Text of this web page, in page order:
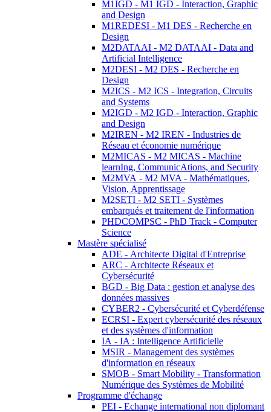
M1IGD - M1 IGD - Interaction, Graphic
and Design
M1REDESI - M1 DES - Recherche en
Design
M2DATAAI - M2 DATAAI - Data and
Artificial Intelligence
M2DESI - M2 DES - Recherche en
Design
M2ICS - M2 ICS - Integration, Circuits
and Systems
M2IGD - M2 IGD - Interaction, Graphic
and Design
M2IREN - M2 IREN - Industries de
Réseau et économie numérique
M2MICAS - M2 MICAS - Machine
learnIng, CommunicAtions, and Security
M2MVA - M2 MVA - Mathématiques,
Vision, Apprentissage
M2SETI - M2 SETI - Systèmes
embarqués et traitement de l'information
PHDCOMPSC - PhD Track - Computer
Science
Mastère spécialisé
ADE - Architecte Digital d'Entreprise
ARC - Architecte Réseaux et
Cybersécurité
BGD - Big Data : gestion et analyse des
données massives
CYBER2 - Cybersécurité et Cyberdéfense
ECRSI - Expert cybersécurité des réseaux
et des systèmes d'information
IA - IA : Intelligence Artificielle
MSIR - Management des systèmes
d'information en réseaux
SMOB - Smart Mobility - Transformation
Numérique des Systèmes de Mobilité
Programme d'échange
PEI - Echange international non diplomant